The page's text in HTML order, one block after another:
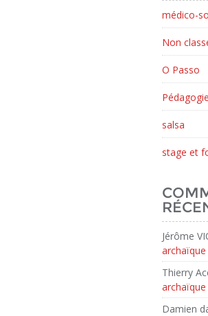
médico-
Non
O Passo
Pédagogie
salsa
stage et
Jérôme
archaïque
Thierry
archaïque
Damien